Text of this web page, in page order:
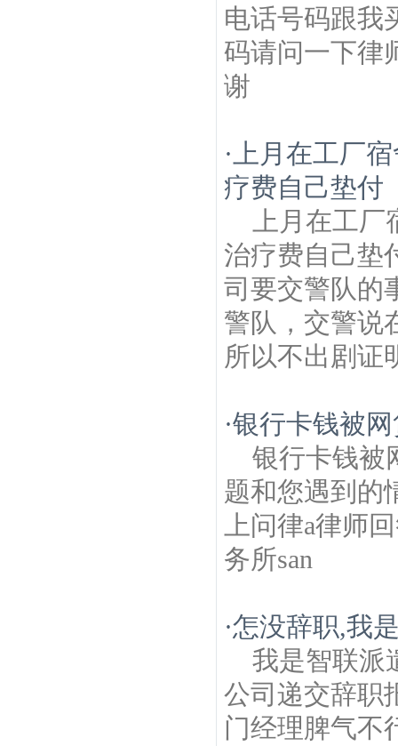
电话号码跟我
码请问一下律
谢
· 上月在工厂
疗费自己垫付
上月在工
治疗费自己垫
司要交警队的
警队，交警说
所以不出剧证
·银行卡钱被
银行卡钱被
题和您遇到的
上问律a律师
务所san
·怎没辞职,我
我是智联派
公司递交辞职
门经理脾气不